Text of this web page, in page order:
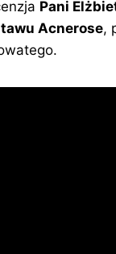
Pani
Acnerose,